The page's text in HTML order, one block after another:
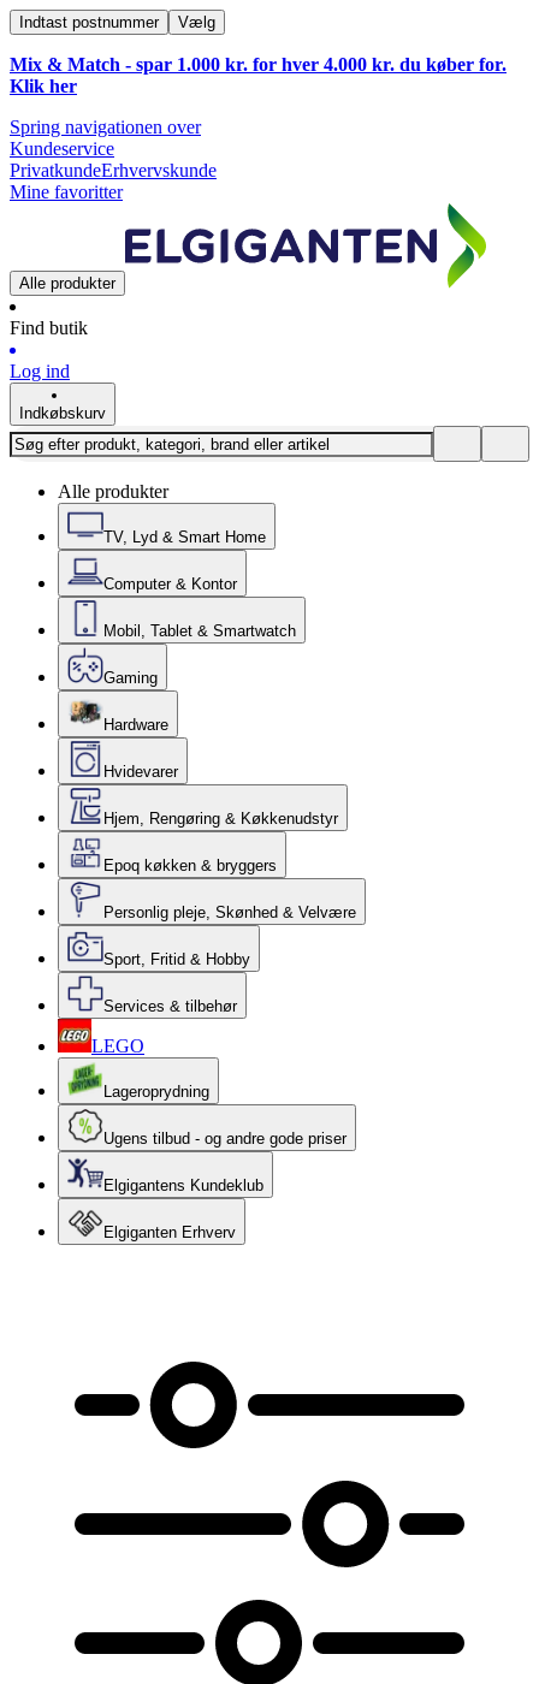
Indtast postnummer Vælg
Mix & Match - spar 1.000 kr. for hver 4.000 kr. du køber for.
Klik her
Spring navigationen over
Kundeservice
PrivatkundeErhvervskunde
Mine favoritter
Alle produkter
Find butik
Log ind
Indkøbskurv
Alle produkter
TV, Lyd & Smart Home
Computer & Kontor
Mobil, Tablet & Smartwatch
Gaming
Hardware
Hvidevarer
Hjem, Rengøring & Køkkenudstyr
Epoq køkken & bryggers
Personlig pleje, Skønhed & Velvære
Sport, Fritid & Hobby
Services & tilbehør
LEGO
Lageroprydning
Ugens tilbud - og andre gode priser
Elgigantens Kundeklub
Elgiganten Erhverv